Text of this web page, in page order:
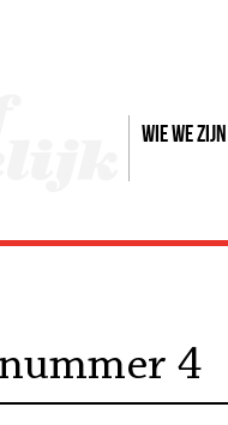
Wie we zijn
4